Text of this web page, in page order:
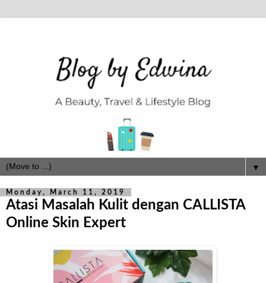
▼
Monday, March 11, 2019
Atasi Masalah Kulit dengan CALLISTA
Online Skin Expert